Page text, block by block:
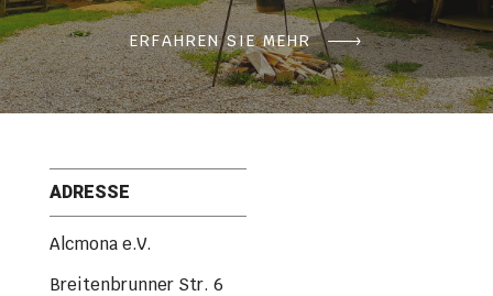
ERFAHREN SIE MEHR
ADRESSE
Alcmona e.V.
Breitenbrunner Str. 6